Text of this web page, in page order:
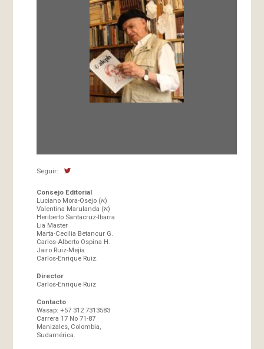
Seguir:
Consejo Editorial
Luciano Mora-Osejo (א)
Valentina Marulanda (א)
Heriberto Santacruz-Ibarra
Lia Master
Marta-Cecilia Betancur G.
Carlos-Alberto Ospina H.
Jairo Ruiz-Mejía
Carlos-Enrique Ruiz.
Director
Carlos-Enrique Ruiz
Contacto
Wasap: +57 312 7313583
Carrera 17 No 71-87
Manizales, Colombia,
Sudamérica.